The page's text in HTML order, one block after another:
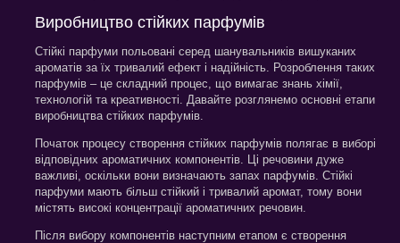
Виробництво стійких парфумів
Стійкі парфуми польовані серед шанувальників вишуканих
ароматів за їх тривалий ефект і надійність. Розроблення таких
парфумів – це складний процес, що вимагає знань хімії,
технологій та креативності. Давайте розглянемо основні етапи
виробництва стійких парфумів.
Початок процесу створення стійких парфумів полягає в виборі
відповідних ароматичних компонентів. Ці речовини дуже
важливі, оскільки вони визначають запах парфумів. Стійкі
парфуми мають більш стійкий і тривалий аромат, тому вони
містять високі концентрації ароматичних речовин.
Після вибору компонентів наступним етапом є створення